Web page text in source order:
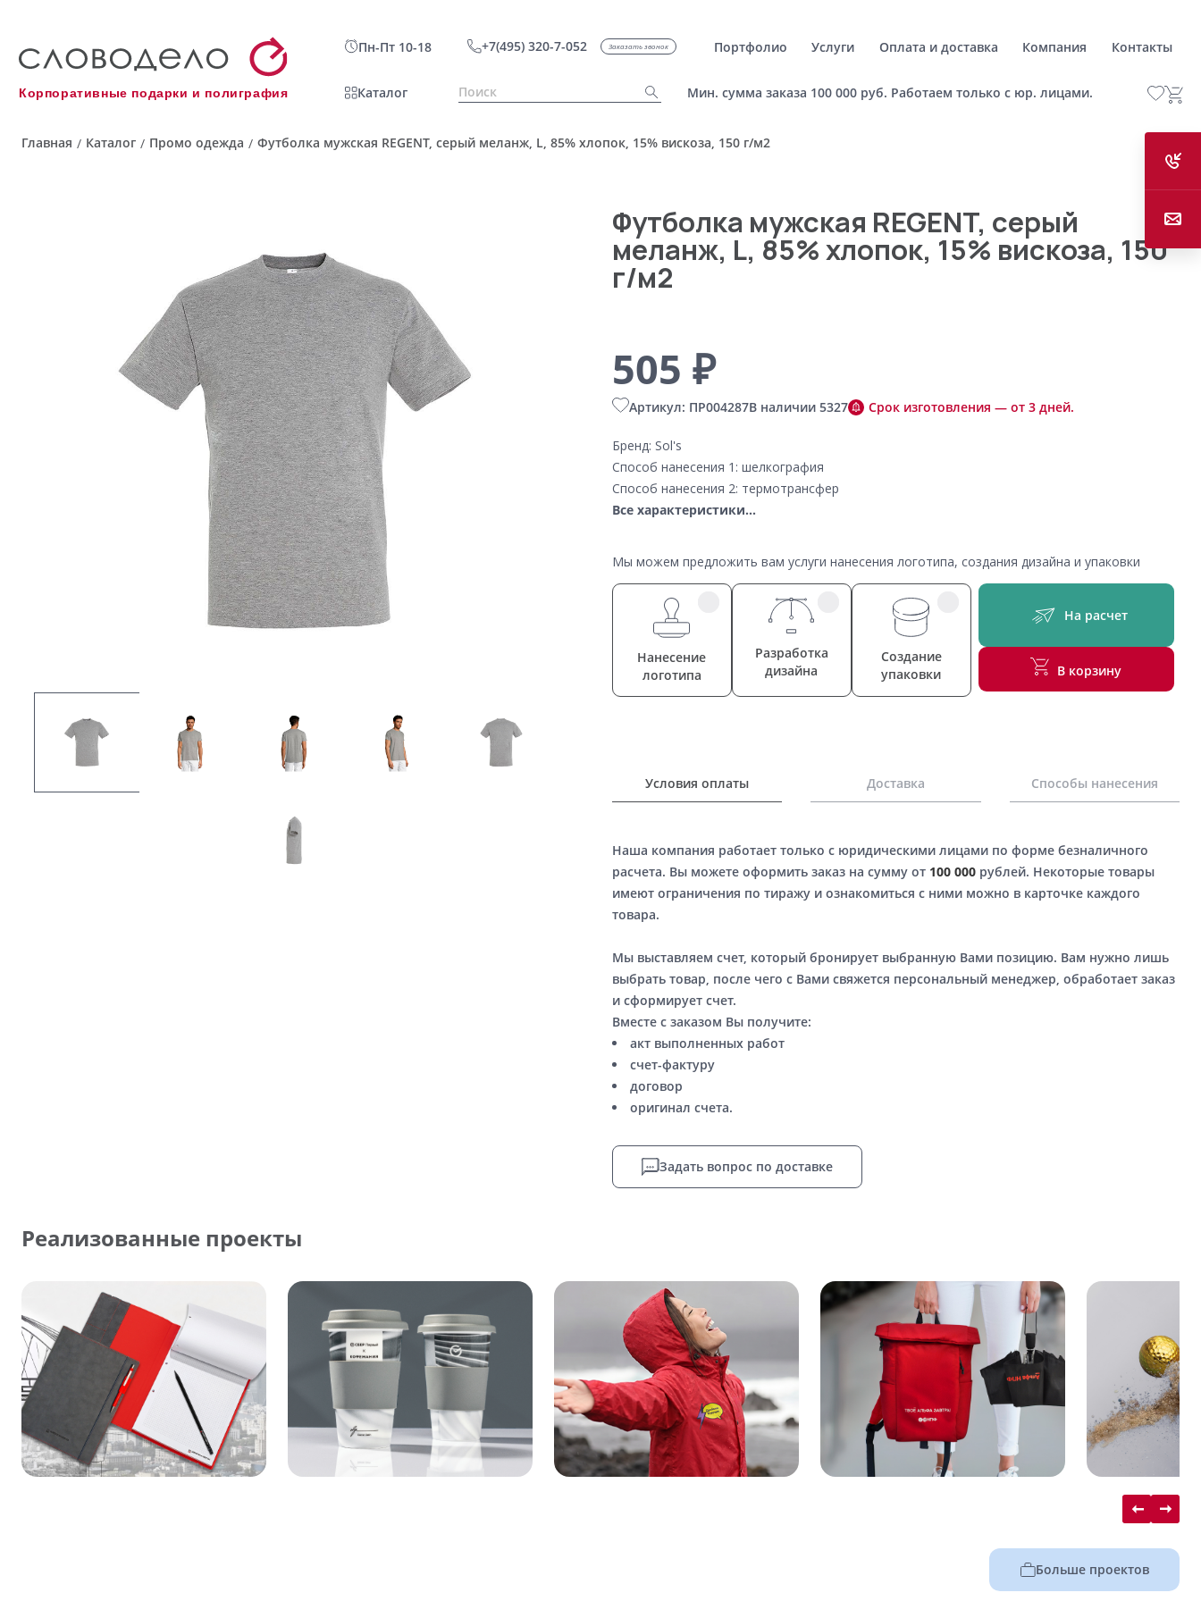
Корпоративные подарки и полиграфия
Пн-Пт 10-18 +7(495) 320-7-052 Заказать звонок Портфолио Услуги Оплата и доставка Компания Контакты
Каталог Мин. сумма заказа 100 000 руб. Работаем только с юр. лицами.
Главная / Каталог / Промо одежда / Футболка мужская REGENT, серый меланж, L, 85% хлопок, 15% вискоза, 150 г/м2
Футболка мужская REGENT, серый
меланж, L, 85% хлопок, 15% вискоза, 150
г/м2
505 ₽
Артикул: ПР004287В наличии 5327 Срок изготовления — от 3 дней.
Бренд: Sol's
Способ нанесения 1: шелкография
Способ нанесения 2: термотрансфер
Все характеристики...
Мы можем предложить вам услуги нанесения логотипа, создания дизайна и упаковки
Нанесение
логотипа
Разработка
дизайна
Создание
упаковки
На расчет
В корзину
Условия оплаты Доставка Способы нанесения
Наша компания работает только с юридическими лицами по форме безналичного
расчета. Вы можете оформить заказ на сумму от 100 000рублей. Некоторые товары
имеют ограничения по тиражу и ознакомиться с ними можно в карточке каждого
товара.
Мы выставляем счет, который бронирует выбранную Вами позицию. Вам нужно лишь
выбрать товар, после чего с Вами свяжется персональный менеджер, обработает заказ
и сформирует счет.
Вместе с заказом Вы получите:
акт выполненных работ
счет-фактуру
договор
оригинал счета.
Задать вопрос по доставке
Реализованные проекты
Больше проектов